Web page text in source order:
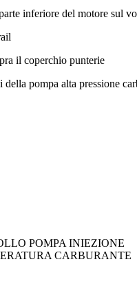
inferiore del motore sul
il coperchio punterie
pompa alta pressione
POMPA INIEZIONE
CARBURANTE